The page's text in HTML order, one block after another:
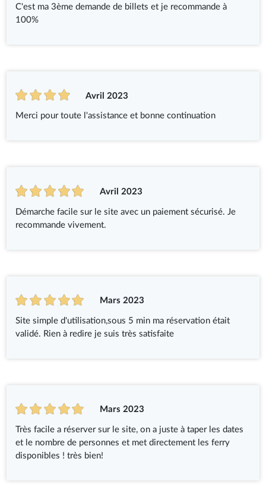
C'est ma 3ème demande de billets et je recommande à
100%
Avril 2023
Merci pour toute l'assistance et bonne continuation
Avril 2023
Démarche facile sur le site avec un paiement sécurisé. Je
recommande vivement.
Mars 2023
Site simple d'utilisation,sous 5 min ma réservation était
validé. Rien à redire je suis très satisfaite
Mars 2023
Très facile a réserver sur le site, on a juste à taper les dates
et le nombre de personnes et met directement les ferry
disponibles ! très bien!